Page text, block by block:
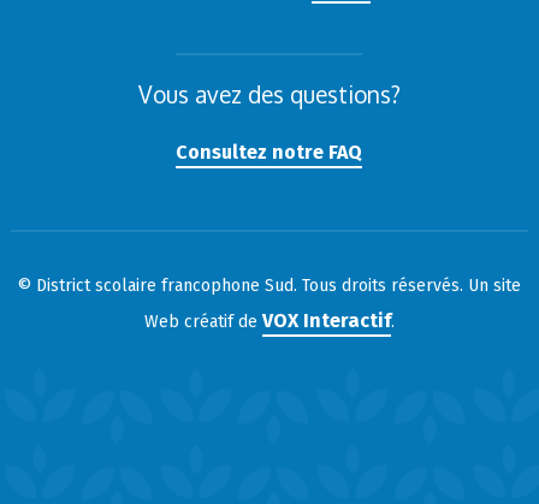
Vous avez des questions?
Consultez notre FAQ
© District scolaire francophone Sud. Tous droits réservés. Un site
Web créatif de VOX Interactif.